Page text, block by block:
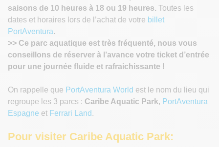
saisons de 10 heures à 18 ou 19 heures. Toutes les
dates et horaires lors de l’achat de votre billet
PortAventura.
>> Ce parc aquatique est très fréquenté, nous vous
conseillons de réserver à l’avance votre ticket d’entrée
pour une journée fluide et rafraichissante !
On rappelle que PortAventura World est le nom du lieu qui
regroupe les 3 parcs : Caribe Aquatic Park, PortAventura
Espagne et Ferrari Land.
Pour visiter Caribe Aquatic Park: